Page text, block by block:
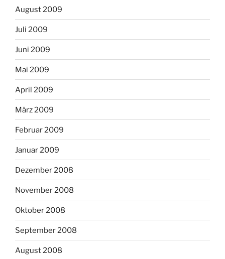
August 2009
Juli 2009
Juni 2009
Mai 2009
April 2009
März 2009
Februar 2009
Januar 2009
Dezember 2008
November 2008
Oktober 2008
September 2008
August 2008